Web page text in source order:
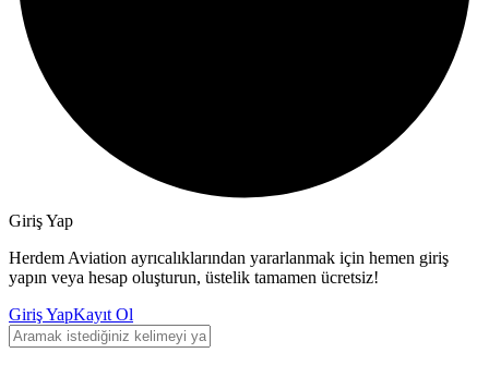
Giriş Yap
Herdem Aviation ayrıcalıklarından yararlanmak için hemen giriş
yapın veya hesap oluşturun, üstelik tamamen ücretsiz!
Giriş YapKayıt Ol